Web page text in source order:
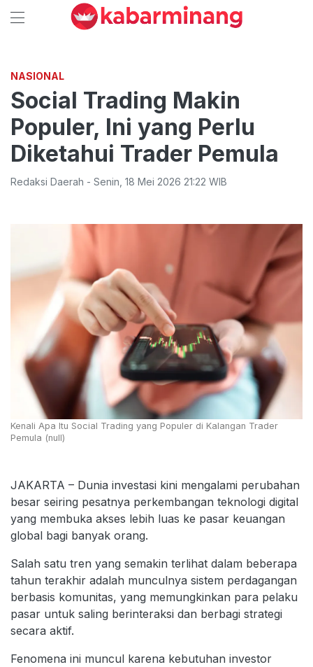
NASIONAL
Social Trading Makin
Populer, Ini yang Perlu
Diketahui Trader Pemula
Redaksi Daerah - Senin 18 Mei 2026 21:22 WIB
Kenali Apa Itu Social Trading yang Populer di Kalangan Trader
Pemula (null)
JAKARTA – Dunia investasi kini mengalami perubahan
besar seiring pesatnya perkembangan teknologi digital
yang membuka akses lebih luas ke pasar keuangan
global bagi banyak orang.
Salah satu tren yang semakin terlihat dalam beberapa
tahun terakhir adalah munculnya sistem perdagangan
berbasis komunitas, yang memungkinkan para pelaku
pasar untuk saling berinteraksi dan berbagi strategi
secara aktif.
Fenomena ini muncul karena kebutuhan investor